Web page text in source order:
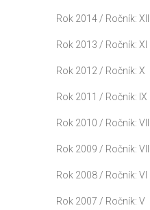
Rok 2014 / Ročník: XII
Rok 2013 / Ročník: XI
Rok 2012 / Ročník: X
Rok 2011 / Ročník: IX
Rok 2010 / Ročník: VIII
Rok 2009 / Ročník: VII
Rok 2008 / Ročník: VI
Rok 2007 / Ročník: V